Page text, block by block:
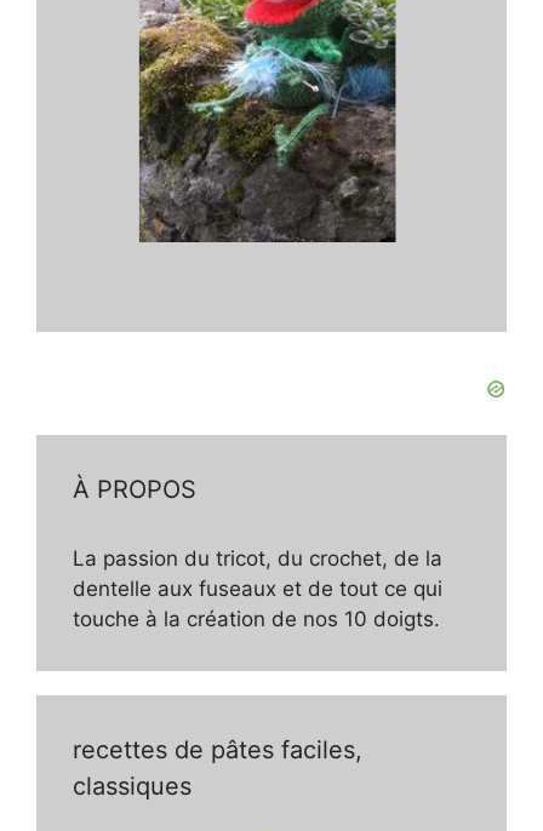
À PROPOS
La passion du tricot, du crochet, de la
dentelle aux fuseaux et de tout ce qui
touche à la création de nos 10 doigts.
recettes de pâtes faciles,
classiques